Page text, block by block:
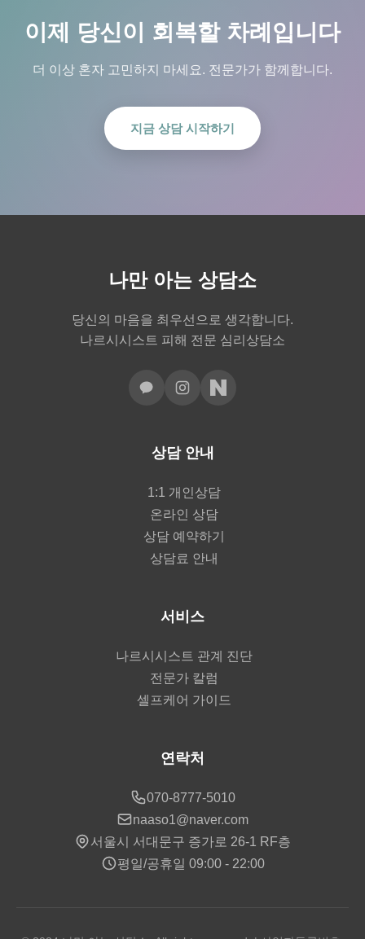
이제 당신이 회복할 차례입니다
더 이상 혼자 고민하지 마세요. 전문가가 함께합니다.
지금 상담 시작하기
나만 아는 상담소
당신의 마음을 최우선으로 생각합니다.
나르시시스트 피해 전문 심리상담소
상담 안내
1:1 개인상담
온라인 상담
상담 예약하기
상담료 안내
서비스
나르시시스트 관계 진단
전문가 칼럼
셀프케어 가이드
연락처
070-8777-5010
naaso1@naver.com
서울시 서대문구 증가로 26-1 RF층
평일/공휴일 09:00 - 22:00